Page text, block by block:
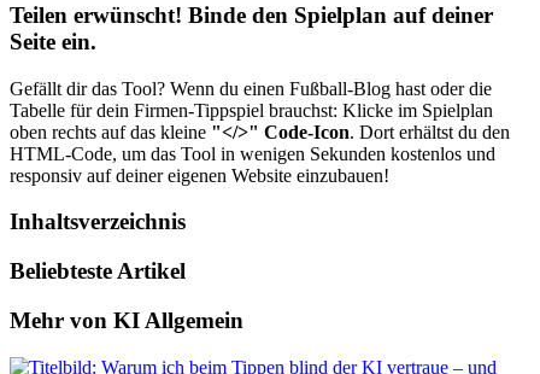
Teilen erwünscht! Binde den Spielplan auf deiner
Seite ein.
Gefällt dir das Tool? Wenn du einen Fußball-Blog hast oder die
Tabelle für dein Firmen-Tippspiel brauchst: Klicke im Spielplan
oben rechts auf das kleine "</>" Code-Icon. Dort erhältst du den
HTML-Code, um das Tool in wenigen Sekunden kostenlos und
responsiv auf deiner eigenen Website einzubauen!
Inhaltsverzeichnis
Beliebteste Artikel
Mehr von KI Allgemein